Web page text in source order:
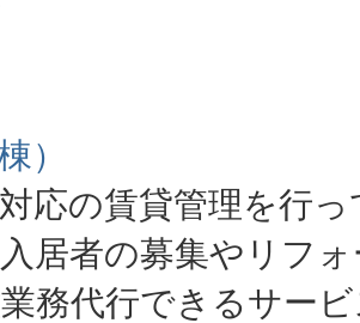
）
応の賃貸管理を行
居者の募集やリフ
務代行できるサー